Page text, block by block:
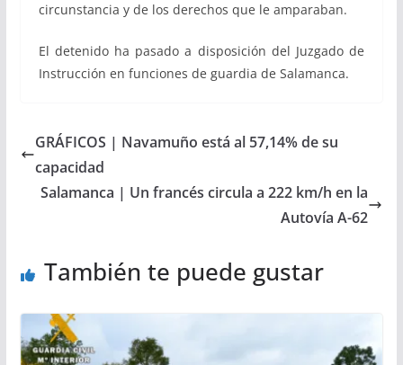
circunstancia y de los derechos que le amparaban.
El detenido ha pasado a disposición del Juzgado de
Instrucción en funciones de guardia de Salamanca.
GRÁFICOS | Navamuño está al 57,14% de su
capacidad
Salamanca | Un francés circula a 222 km/h en la
Autovía A-62
También te puede gustar